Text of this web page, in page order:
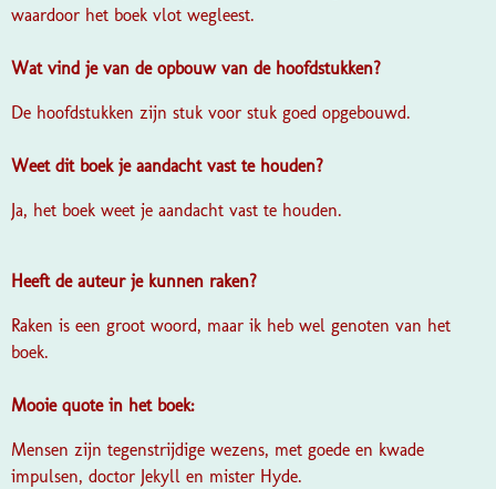
waardoor het boek vlot wegleest.
Wat vind je van de opbouw van de hoofdstukken?
De hoofdstukken zijn stuk voor stuk goed opgebouwd.
Weet dit boek je aandacht vast te houden?
Ja, het boek weet je aandacht vast te houden.
Heeft de auteur je kunnen raken?
Raken is een groot woord, maar ik heb wel genoten van het
boek.
Mooie quote in het boek:
Mensen zijn tegenstrijdige wezens, met goede en kwade
impulsen, doctor Jekyll en mister Hyde.